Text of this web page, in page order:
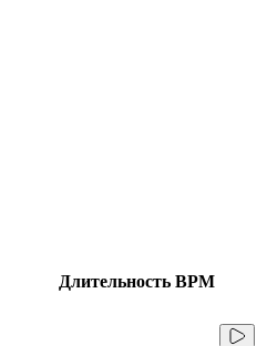
Длительность BPM